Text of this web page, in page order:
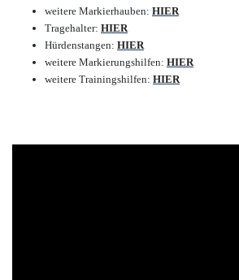
weitere Markierhauben: HIER
Tragehalter: HIER
Hürdenstangen: HIER
weitere Markierungshilfen: HIER
weitere Trainingshilfen: HIER